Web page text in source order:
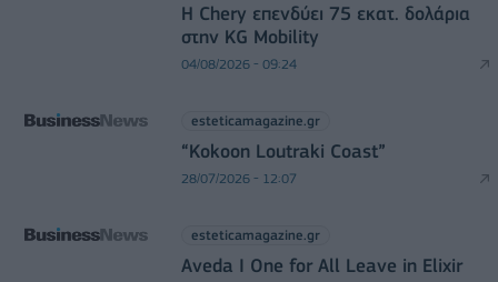
Η Chery επενδύει 75 εκατ. δολάρια
στην KG Mobility
04/08/2026 - 09:24
esteticamagazine.gr
“Kokoon Loutraki Coast”
28/07/2026 - 12:07
esteticamagazine.gr
Aveda I One for All Leave in Elixir